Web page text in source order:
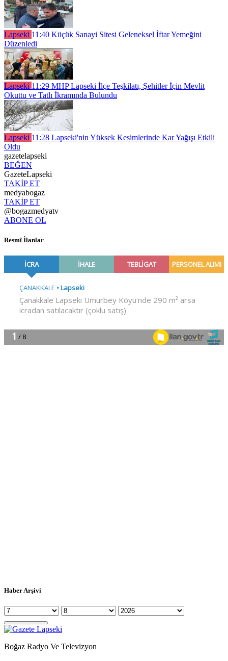
Lapseki 11:40 Küçük Sanayi Sitesi Geleneksel İftar Yemeğini
Düzenledi
Lapseki 11:29 MHP Lapseki İlçe Teşkilatı, Şehitler İçin Mevlit
Okuttu ve Tatlı İkramında Bulundu
Lapseki 11:28 Lapseki'nin Yüksek Kesimlerinde Kar Yağışı Etkili
Oldu
gazetelapseki
BEĞEN
GazeteLapseki
TAKİP ET
medyabogaz
TAKİP ET
@bogazmedyatv
ABONE OL
Resmî İlanlar
Haber Arşivi
Boğaz Radyo Ve Televizyon